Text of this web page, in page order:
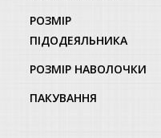
РОЗМІР
ПІДОДЕЯЛЬНИКА
РОЗМІР НАВОЛОЧКИ
ПАКУВАННЯ